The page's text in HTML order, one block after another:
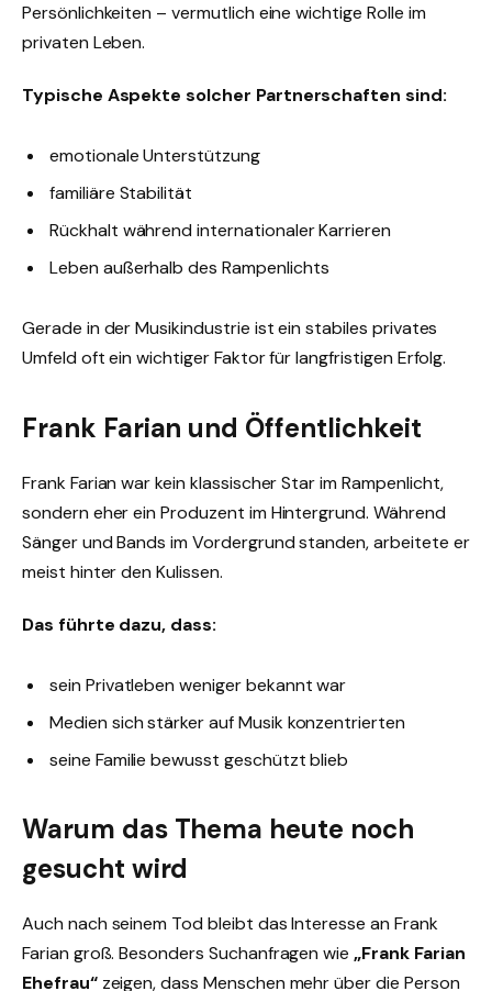
Persönlichkeiten – vermutlich eine wichtige Rolle im
privaten Leben.
Typische Aspekte solcher Partnerschaften sind:
emotionale Unterstützung
familiäre Stabilität
Rückhalt während internationaler Karrieren
Leben außerhalb des Rampenlichts
Gerade in der Musikindustrie ist ein stabiles privates
Umfeld oft ein wichtiger Faktor für langfristigen Erfolg.
Frank Farian und Öffentlichkeit
Frank Farian war kein klassischer Star im Rampenlicht,
sondern eher ein Produzent im Hintergrund. Während
Sänger und Bands im Vordergrund standen, arbeitete er
meist hinter den Kulissen.
Das führte dazu, dass:
sein Privatleben weniger bekannt war
Medien sich stärker auf Musik konzentrierten
seine Familie bewusst geschützt blieb
Warum das Thema heute noch
gesucht wird
Auch nach seinem Tod bleibt das Interesse an Frank
Farian groß. Besonders Suchanfragen wie„Frank Farian
Ehefrau“zeigen, dass Menschen mehr über die Person